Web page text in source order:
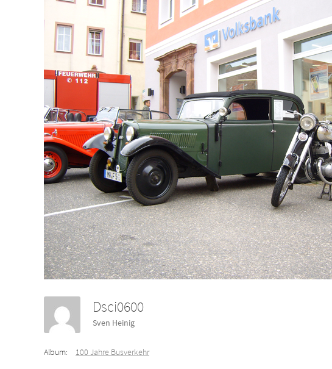
Dsci0600
Sven Heinig
Album: 100 Jahre Busverkehr